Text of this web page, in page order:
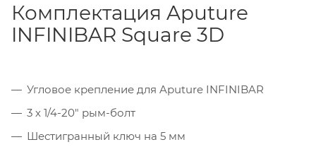
Комплектация Aputure
INFINIBAR Square 3D
Угловое крепление для Aputure INFINIBAR
3 х 1/4-20" рым-болт
Шестигранный ключ на 5 мм